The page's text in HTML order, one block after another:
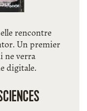
rencontre
Un premier
ne verra
digitale.